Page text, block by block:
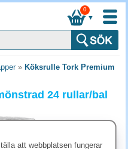
▼
0
» Köksrulle Tork Premium
24 rullar/bal
att webbplatsen fungerar